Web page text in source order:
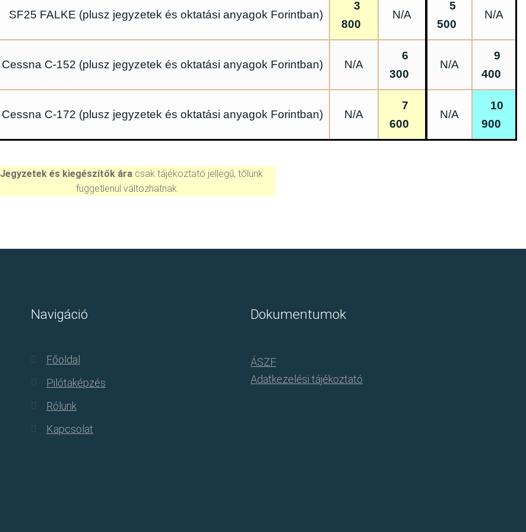
SF25 FALKE (plusz jegyzetek és oktatási anyagok Forintban)
3
800
N/A
5
500
N/A
Cessna C-152 (plusz jegyzetek és oktatási anyagok Forintban) N/A
6
300
N/A
9
400
Cessna C-172 (plusz jegyzetek és oktatási anyagok Forintban) N/A
7
600
N/A
10
900
Jegyzetek és kiegészítők áracsak tájékoztató jellegű, tőlünk
függetlenül változhatnak.
Navigáció
Főoldal
Pilótaképzés
Rólunk
Kapcsolat
Dokumentumok
ÁSZF
Adatkezelési tájékoztató